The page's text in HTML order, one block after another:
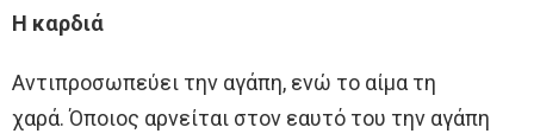
Η καρδιά
Αντιπροσωπεύει την αγάπη, ενώ το αίμα τη
χαρά. Όποιος αρνείται στον εαυτό του την αγάπη